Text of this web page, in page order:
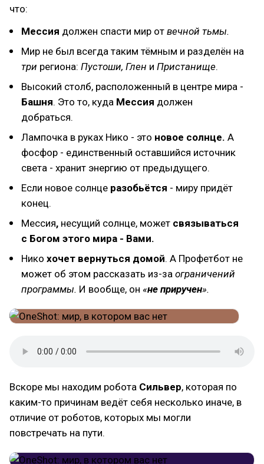
что:
Мессия должен спасти мир от вечной тьмы.
Мир не был всегда таким тёмным и разделён на
три региона: Пустоши, Глен и Пристанище.
Высокий столб, расположенный в центре мира -
Башня. Это то, куда Мессия должен
добраться.
Лампочка в руках Нико - это новое солнце. А
фосфор - единственный оставшийся источник
света - хранит энергию от предыдущего.
Если новое солнце разобьётся - миру придёт
конец.
Мессия, несущий солнце, может связываться
с Богом этого мира - Вами.
Нико хочет вернуться домой. А Профетбот не
может об этом рассказать из-за ограничений
программы. И вообще, он «не приручен».
Вскоре мы находим робота Сильвер, которая по
каким-то причинам ведёт себя несколько иначе, в
отличие от роботов, которых мы могли
повстречать на пути.